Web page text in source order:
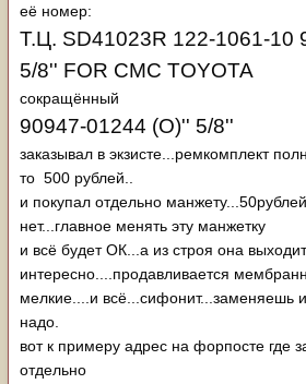
её номер:
Т.Ц. SD41023R 122-1061-10
5/8'' FOR CMC TOYOTA
сокращённый
90947-01244 (O)'' 5/8''
заказывал в экзисте...ремкомплект
то 500 рублей..
и покупал отдельно
нет...главное менять эту манжетку
и всё будет ОК...а из строя она выходит
интересно....продавливается
мелкие....и всё...сифонит...заменяешь
надо.
вот к примеру адрес на форпосте где
отдельно